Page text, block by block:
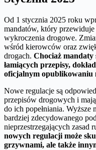
Od 1 stycznia 2025 roku
mandatów, który
wykroczenia drogowe.
wśród kierowców oraz
drogach. Chociaż mandaty
łamiących przepisy,
oficjalnym opublikowaniu
Nowe regulacje są
przepisów drogowych i
do ich popełniania. Wyższe
bardziej zdecydowanego
nieprzestrzegających zasad
nowych regulacji może
grzywnami, ale także